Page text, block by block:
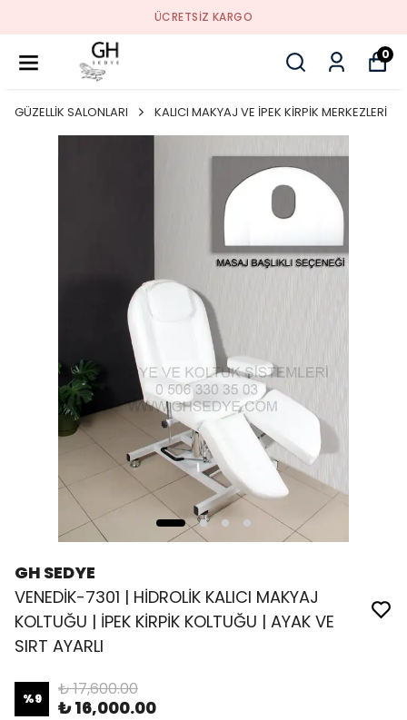
ÜCRETSIZ KARGO
0
GÜZELLİK SALONLARI KALICI MAKYAJ VE İPEK KİRPİK MERKEZLERİ
GH SEDYE
VENEDİK-7301 | HİDROLİK KALICI MAKYAJ
KOLTUĞU | İPEK KİRPİK KOLTUĞU | AYAK VE
SIRT AYARLI
%9 ₺ 17,600.00
₺ 16,000.00